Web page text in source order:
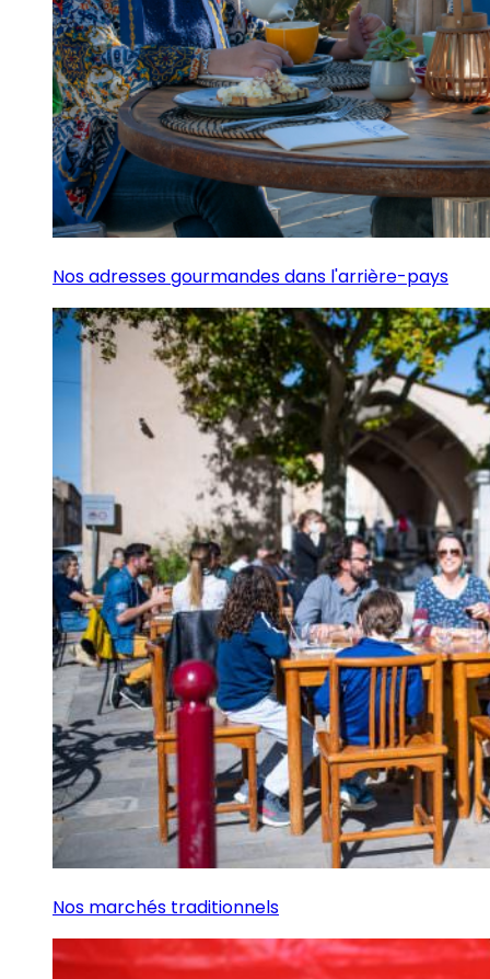
Nos adresses gourmandes dans l'arrière-pays
Nos marchés traditionnels